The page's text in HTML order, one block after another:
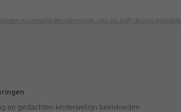
wij mogelijk een commissie. Voor jou blijft de prijs hetzelfde.
en gedachten kinderwelzijn beïnvloeden